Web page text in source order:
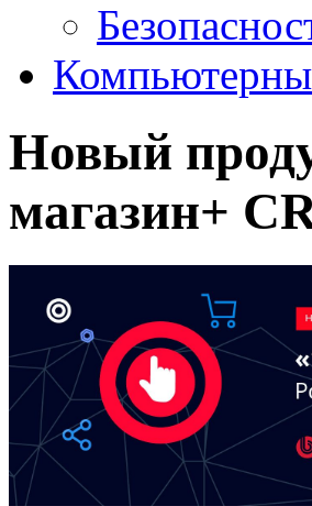
Новый
магазин+